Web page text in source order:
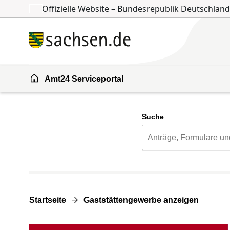
Zum Inhalt springen
Zur Suche springen
Offizielle Website – Bundesrepublik Deutschland
Amt24 Serviceportal
Suche
Startseite Gaststättengewerbe anzeigen